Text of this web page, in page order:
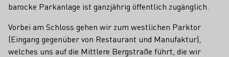
barocke Parkanlage ist ganzjährig öffentlich zugänglich.
Vorbei am Schloss gehen wir zum westlichen Parktor
(Eingang gegenüber von Restaurant und Manufaktur),
welches uns auf die Mittlere Bergstraße führt, die wir